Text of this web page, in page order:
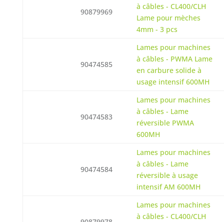
90879969
à câbles - CL400/CLH
Lame pour mèches
4mm - 3 pcs
90474585
Lames pour machines
à câbles - PWMA Lame
en carbure solide à
usage intensif 600MH
90474583
Lames pour machines
à câbles - Lame
réversible PWMA
600MH
90474584
Lames pour machines
à câbles - Lame
réversible à usage
intensif AM 600MH
Lames pour machines
à câbles - CL400/CLH